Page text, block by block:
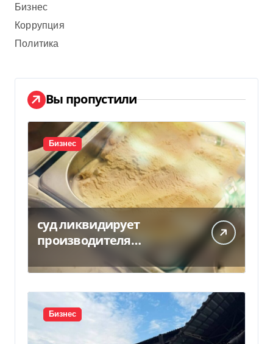
Бизнес
Коррупция
Политика
Вы пропустили
Бизнес
суд ликвидирует
производителя
Бизнес